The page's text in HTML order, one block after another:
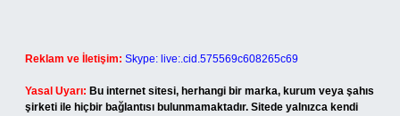
Reklam ve İletişim: Skype: live:.cid.575569c608265c69
Yasal Uyarı: Bu internet sitesi, herhangi bir marka, kurum veya şahıs
şirketi ile hiçbir bağlantısı bulunmamaktadır. Sitede yalnızca kendi